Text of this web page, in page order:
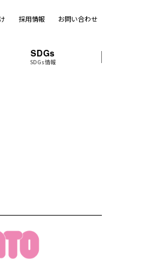
採用情報 お問い合わせ
SDGs
SDGs情報